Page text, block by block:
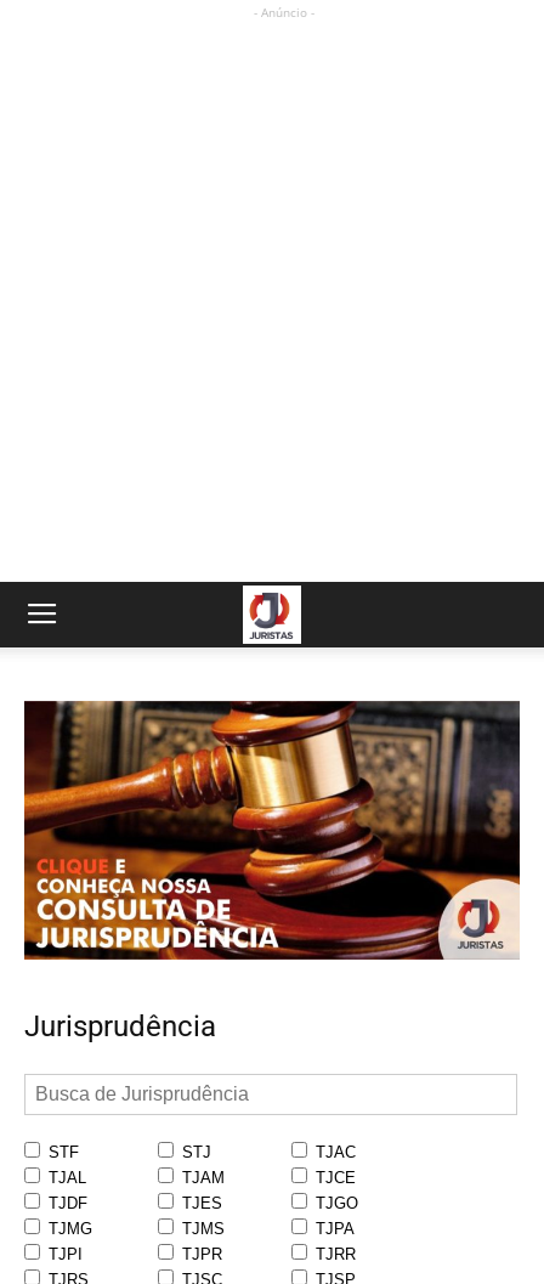
- Anúncio -
Jurisprudência
STF STJ
TJAC
TJAL
TJAM
TJCE
TJDF
TJES
TJGO
TJMG
TJMS
TJPA
TJPI
TJPR
TJRR
TJRS
TJSC
TJSP